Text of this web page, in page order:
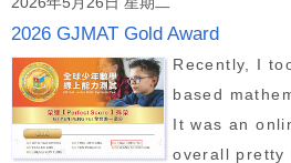
2026 GJMAT Gold Award
Recently, I
based
It was an
overall pretty